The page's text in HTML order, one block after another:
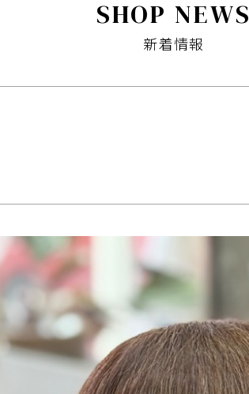
SHOP NEWS
新着情報